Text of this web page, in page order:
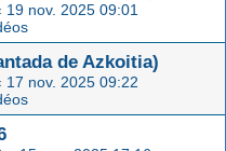
19 nov. 2025 09:01
de Azkoitia)
17 nov. 2025 09:22